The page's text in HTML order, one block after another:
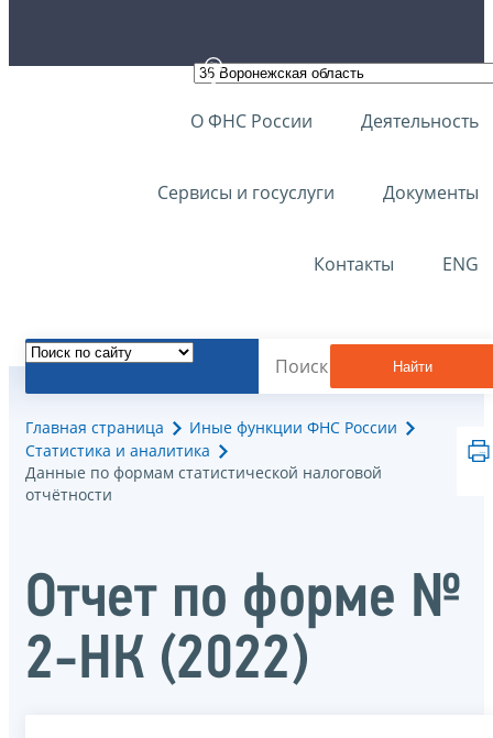
О ФНС России Деятельность
Сервисы и госуслуги Документы
Контакты ENG
Найти
Главная страница
Иные функции ФНС России
Статистика и аналитика
Данные по формам статистической налоговой
отчётности
Отчет по форме №
2-НК (2022)